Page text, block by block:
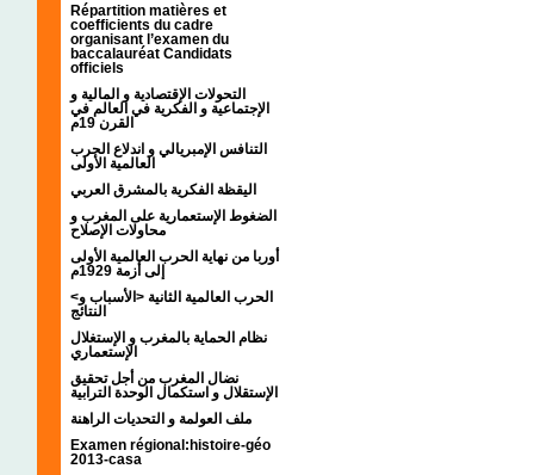
Répartition matières et
coefficients du cadre
organisant l’examen du
baccalauréat Candidats
officiels
التحولات الإقتصادية و المالية و
الإجتماعية و الفكرية في العالم في
القرن 19م
التنافس الإمبريالي و اندلاع الحرب
العالمية الأولى
اليقظة الفكرية بالمشرق العربي
الضغوط الإستعمارية على المغرب و
محاولات الإصلاح
أوربا من نهاية الحرب العالمية الأولى
إلى أزمة 1929م
<الحرب العالمية الثانية <الأسباب و
النتائج
نظام الحماية بالمغرب و الإستغلال
الإستعماري
نضال المغرب من أجل تحقيق
الإستقلال و استكمال الوحدة الترابية
ملف العولمة و التحديات الراهنة
Examen régional:histoire-géo
2013-casa